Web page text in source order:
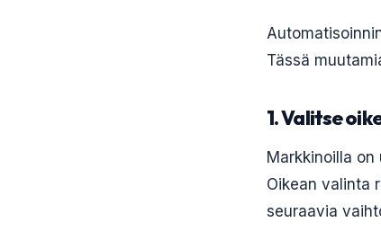
Tässä
1. Valitse
Markkinoilla
Oikean valinta
seuraavia